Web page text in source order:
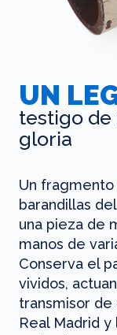
UN
testigo de
gloria
Un fragmento
barandillas
una pieza de
manos de
Conserva el
vividos,
transmisor
Real Madrid